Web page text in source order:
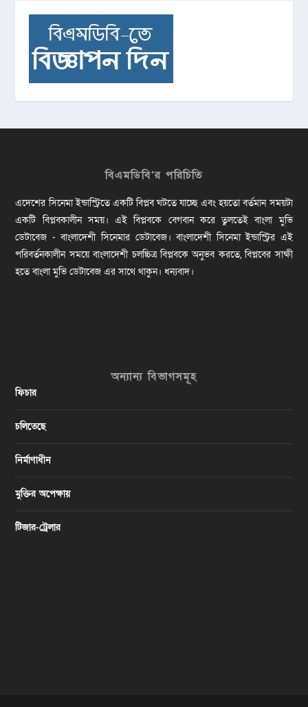
বিএমডিবি’র পরিচিতি
এদেশের সিনেমা ইন্ডাস্ট্রিতে একটি বিপ্লব ঘটতে যাচ্ছে এবং হয়তো বর্তমান সময়টা
একটি বিপ্লবকালীন সময়। এই বিপ্লবকে বেগবান করে তুলতেই বাংলা মুভি
ডেটাবেজ - বাংলাদেশী সিনেমার ডেটাবেজ। বাংলাদেশী সিনেমা ইন্ডাস্ট্রির এই
পরিবর্তনকালীন সময়ে বাংলাদেশী চলচ্চিত্র বিপ্লবকে অনুভব করতে, বিপ্লবের সাক্ষী
হতে বাংলা মুভি ডেটাবেজ এর সাথে থাকুন। ধন্যবাদ।
অন্যান্য বিভাগসমূহ
ফিচার
চলিতেছে
নির্মাণাধীন
মুক্তির অপেক্ষায়
টিজার-ট্রেলার